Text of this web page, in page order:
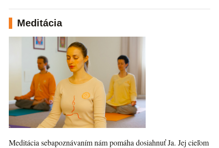
Meditácia
Meditácia sebapoznávaním nám pomáha dosiahnuť Ja. Jej cieľom